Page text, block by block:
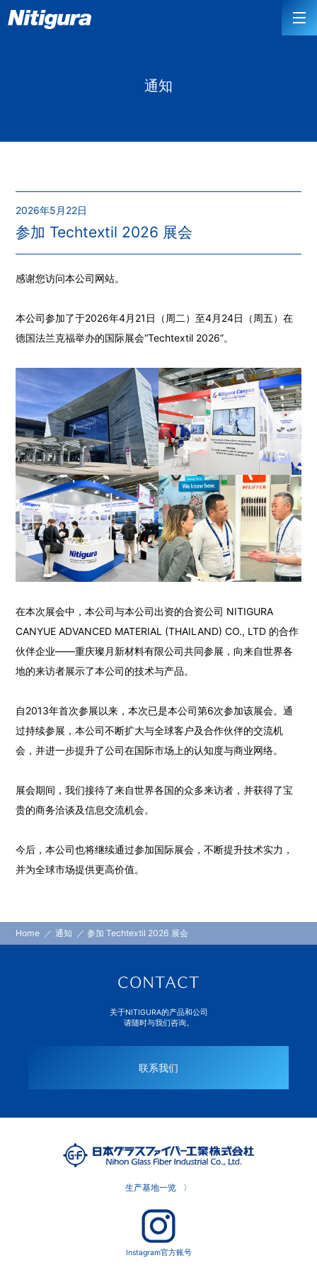
通知
2026年5月22日
参加 Techtextil 2026 展会
感谢您访问本公司网站。
本公司参加了于2026年4月21日（周二）至4月24日（周五）在
德国法兰克福举办的国际展会“Techtextil 2026”。
在本次展会中，本公司与本公司出资的合资公司 NITIGURA
CANYUE ADVANCED MATERIAL (THAILAND) CO., LTD 的合作
伙伴企业——重庆璨月新材料有限公司共同参展，向来自世界各
地的来访者展示了本公司的技术与产品。
自2013年首次参展以来，本次已是本公司第6次参加该展会。通
过持续参展，本公司不断扩大与全球客户及合作伙伴的交流机
会，并进一步提升了公司在国际市场上的认知度与商业网络。
展会期间，我们接待了来自世界各国的众多来访者，并获得了宝
贵的商务洽谈及信息交流机会。
今后，本公司也将继续通过参加国际展会，不断提升技术实力，
并为全球市场提供更高价值。
Home 通知 参加 Techtextil 2026 展会
关于NITIGURA的产品和公司
请随时与我们咨询。
联系我们
生产基地一览
Instagram官方账号